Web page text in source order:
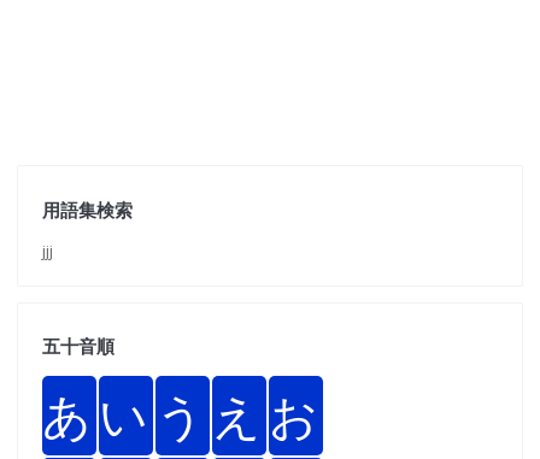
用語集検索
jjj
五十音順
あ い う え お